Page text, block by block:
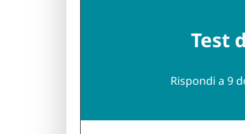
Test
Rispondi a 9